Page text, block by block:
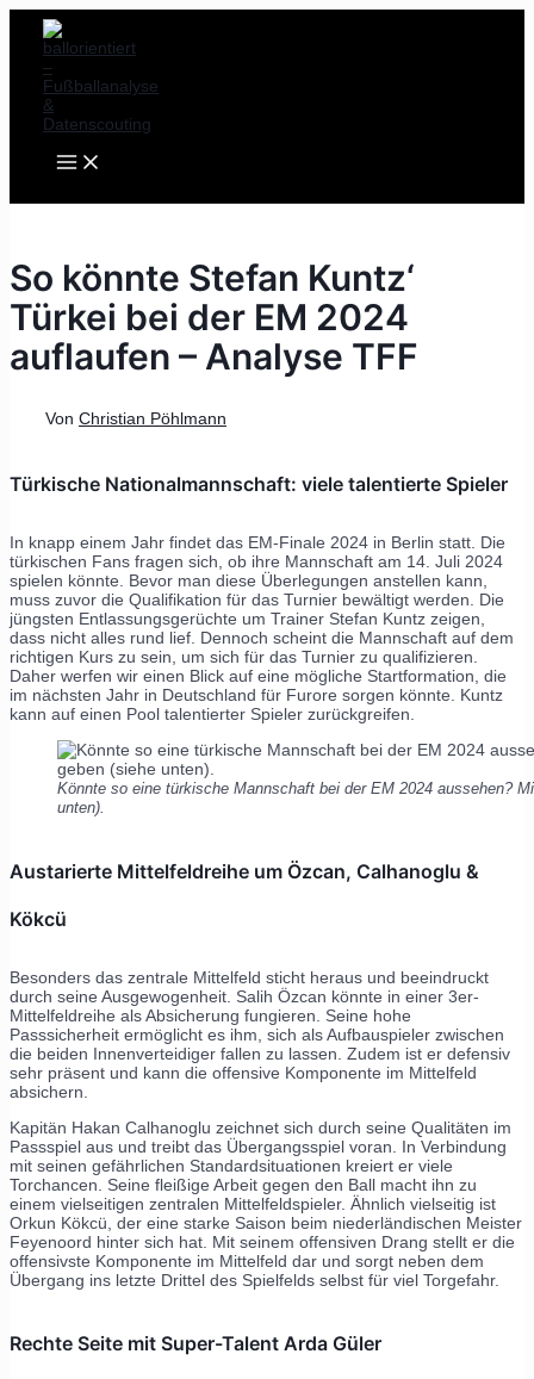
Zum
Inhalt
springen
MENU
So könnte Stefan Kuntz‘
Türkei bei der EM 2024
auflaufen – Analyse TFF
Von Christian Pöhlmann
Türkische Nationalmannschaft: viele talentierte Spieler
In knapp einem Jahr findet das EM-Finale 2024 in Berlin statt. Die
türkischen Fans fragen sich, ob ihre Mannschaft am 14. Juli 2024
spielen könnte. Bevor man diese Überlegungen anstellen kann,
muss zuvor die Qualifikation für das Turnier bewältigt werden. Die
jüngsten Entlassungsgerüchte um Trainer Stefan Kuntz zeigen,
dass nicht alles rund lief. Dennoch scheint die Mannschaft auf dem
richtigen Kurs zu sein, um sich für das Turnier zu qualifizieren.
Daher werfen wir einen Blick auf eine mögliche Startformation, die
im nächsten Jahr in Deutschland für Furore sorgen könnte. Kuntz
kann auf einen Pool talentierter Spieler zurückgreifen.
Könnte so eine türkische Mannschaft bei der EM 2024 aussehen?
unten).
Austarierte Mittelfeldreihe um Özcan, Calhanoglu &
Kökcü
Besonders das zentrale Mittelfeld sticht heraus und beeindruckt
durch seine Ausgewogenheit. Salih Özcan könnte in einer 3er-
Mittelfeldreihe als Absicherung fungieren. Seine hohe
Passsicherheit ermöglicht es ihm, sich als Aufbauspieler zwischen
die beiden Innenverteidiger fallen zu lassen. Zudem ist er defensiv
sehr präsent und kann die offensive Komponente im Mittelfeld
absichern.
Kapitän Hakan Calhanoglu zeichnet sich durch seine Qualitäten im
Passspiel aus und treibt das Übergangsspiel voran. In Verbindung
mit seinen gefährlichen Standardsituationen kreiert er viele
Torchancen. Seine fleißige Arbeit gegen den Ball macht ihn zu
einem vielseitigen zentralen Mittelfeldspieler. Ähnlich vielseitig ist
Orkun Kökcü, der eine starke Saison beim niederländischen Meister
Feyenoord hinter sich hat. Mit seinem offensiven Drang stellt er die
offensivste Komponente im Mittelfeld dar und sorgt neben dem
Übergang ins letzte Drittel des Spielfelds selbst für viel Torgefahr.
Rechte Seite mit Super-Talent Arda Güler
Post
navigation